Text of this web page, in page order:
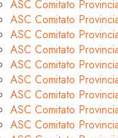
ASC Comitato
ASC Comitato
ASC Comitato
ASC Comitato
ASC Comitato
ASC Comitato
ASC Comitato
ASC Comitato
ASC Comitato